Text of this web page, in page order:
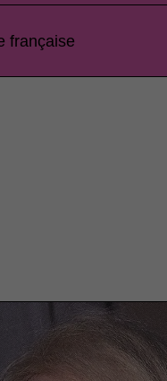
française